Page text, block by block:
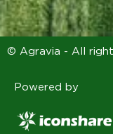
© Agravia - All
Powered by